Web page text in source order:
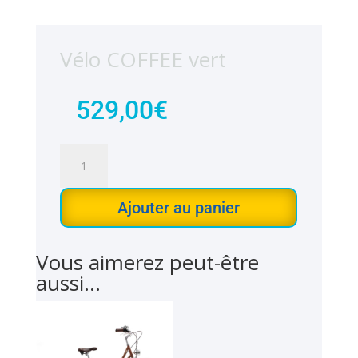
Vélo COFFEE vert
529,00€
Vélo
vert
Ajouter au panier
Vous aimerez peut-être
aussi…